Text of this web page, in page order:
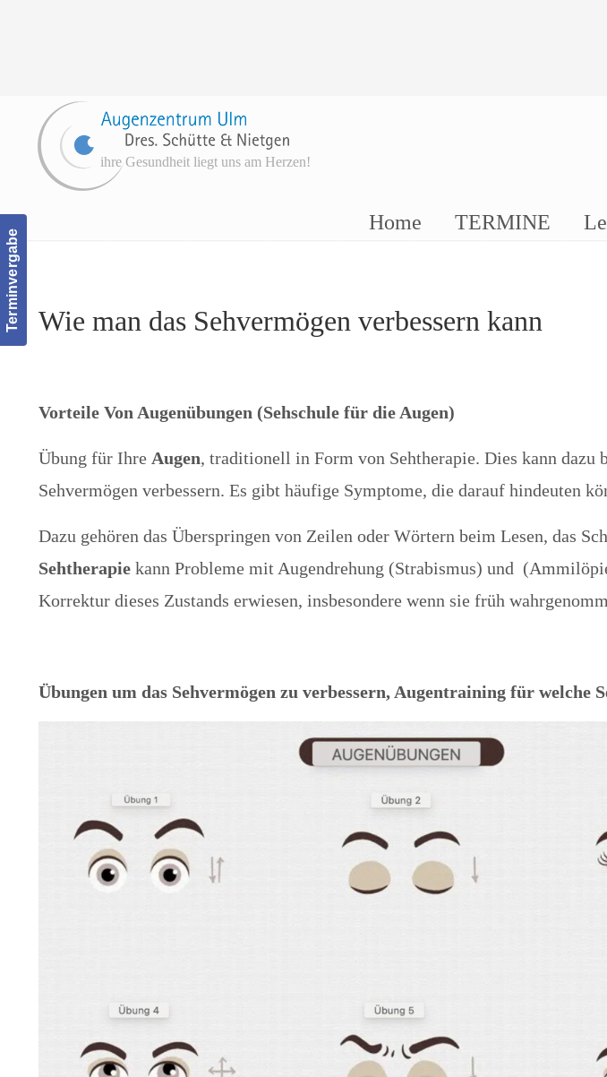
Terminvergabe
ihre Gesundheit liegt uns am Herzen!
Home TERMINE
Navigation
Wie man das Sehvermögen verbessern kann
Vorteile Von Augenübungen (Sehschule für die Augen)
Übung für Ihre Augen, traditionell in Form von Sehtherapie. Dies kann dazu
Sehvermögen verbessern. Es gibt häufige Symptome, die darauf hindeuten
Dazu gehören das Überspringen von Zeilen oder Wörtern beim Lesen, das
Sehtherapiekann Probleme mit Augendrehung (Strabismus) und
Korrektur dieses Zustands erwiesen, insbesondere wenn sie früh
Übungen um das Sehvermögen zu verbessern, Augentraining für welche